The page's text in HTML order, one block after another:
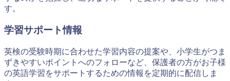
す。
学習サポート情報
英検の受験時期に合わせた学習内容の提案や、小学生がつま
ずきやすいポイントへのフォローなど、保護者の方がお子様
の英語学習をサポートするための情報を定期的に配信しま